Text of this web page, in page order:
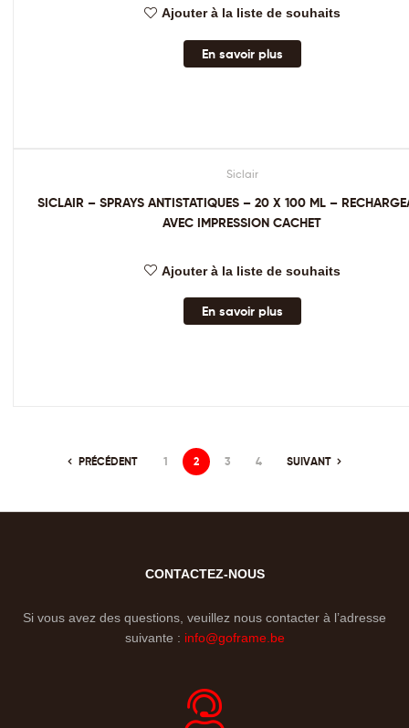
Ajouter à la liste de souhaits
En savoir plus
Siclair
SICLAIR – SPRAYS ANTISTATIQUES – 20 X 100 ML –
AVEC IMPRESSION CACHET
Ajouter à la liste de souhaits
En savoir plus
PRÉCÉDENT 1 2 3 4 SUIVANT
CONTACTEZ-NOUS
Si vous avez des questions, veuillez nous contacter à l’adresse
suivante : info@goframe.be